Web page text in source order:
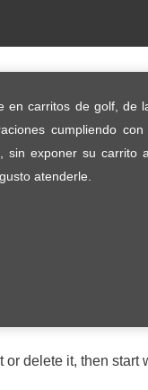
delete it, then start
carritos de golf, de
cumpliendo
exponer su
atenderle.